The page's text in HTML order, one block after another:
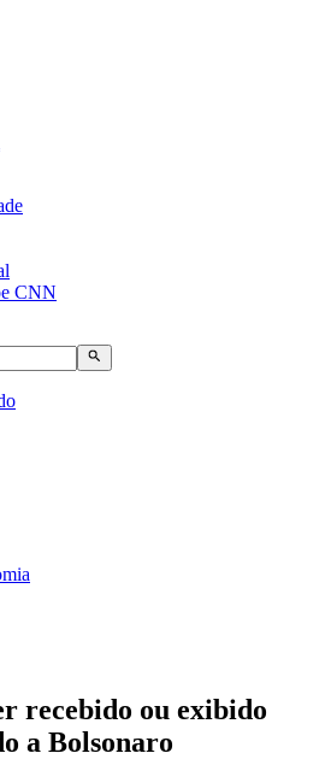
CNN
recebido ou exibido
a Bolsonaro